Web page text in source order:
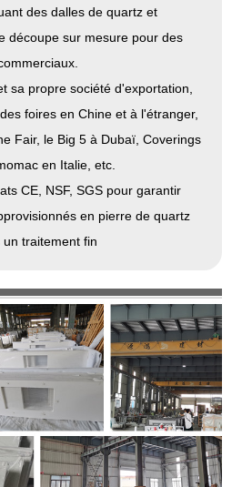
des dalles de quartz et
découpe sur mesure pour des
sa propre société d'exportation,
foires en Chine et à l'étranger,
Fair, le Big 5 à Dubaï, Coverings
en Italie, etc.
CE, NSF, SGS pour garantir
en pierre de quartz
traitement fin